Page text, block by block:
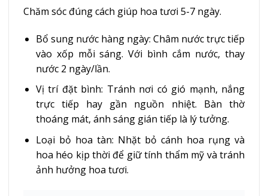
Chăm sóc đúng cách giúp hoa tươi 5-7 ngày.
Bổ sung nước hàng ngày: Châm nước trực tiếp
vào xốp mỗi sáng. Với bình cắm nước, thay
nước 2 ngày/lần.
Vị trí đặt bình: Tránh nơi có gió mạnh, nắng
trực tiếp hay gần nguồn nhiệt. Bàn thờ
thoáng mát, ánh sáng gián tiếp là lý tưởng.
Loại bỏ hoa tàn: Nhặt bỏ cánh hoa rụng và
hoa héo kịp thời để giữ tính thẩm mỹ và tránh
ảnh hưởng hoa tươi.